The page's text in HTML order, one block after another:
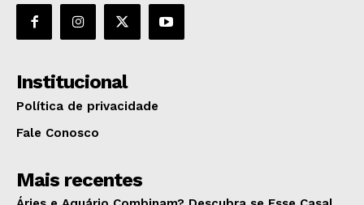
Institucional
Política de privacidade
Fale Conosco
Mais recentes